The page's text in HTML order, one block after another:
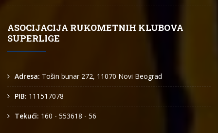
ASOCIJACIJA RUKOMETNIH KLUBOVA
SUPERLIGE
Adresa: Tošin bunar 272, 11070 Novi Beograd
PIB: 111517078
Tekući: 160 - 553618 - 56